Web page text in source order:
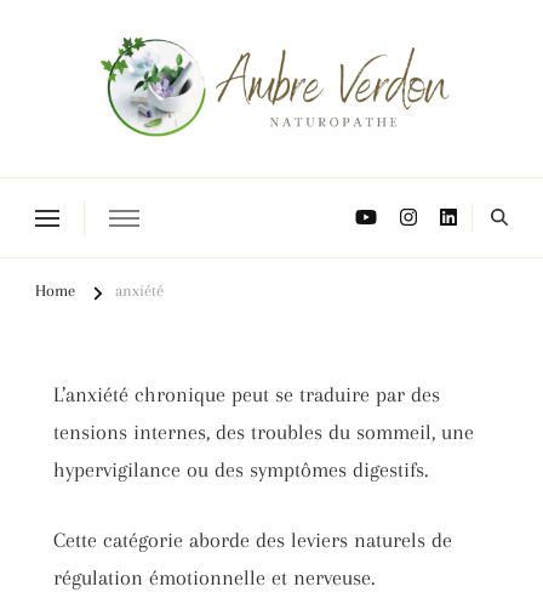
Home anxiété
L’anxiété chronique peut se traduire par des
tensions internes, des troubles du sommeil, une
hypervigilance ou des symptômes digestifs.
Cette catégorie aborde des leviers naturels de
régulation émotionnelle et nerveuse.